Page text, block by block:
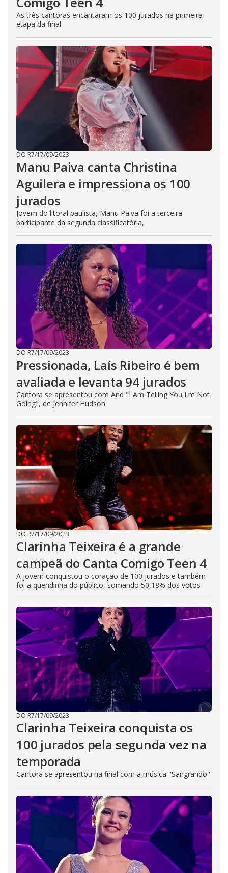
As três cantoras encantaram os 100 jurados na primeira
etapa da final
DO R7/17/09/2023
Manu Paiva canta Christina
Aguilera e impressiona os 100
jurados
Jovem do litoral paulista, Manu Paiva foi a terceira
participante da segunda classificatória,
DO R7/17/09/2023
Pressionada, Laís Ribeiro é bem
avaliada e levanta 94 jurados
Cantora se apresentou com And "I Am Telling You I,m Not
Going", de Jennifer Hudson
DO R7/17/09/2023
Clarinha Teixeira é a grande
campeã do Canta Comigo Teen 4
A jovem conquistou o coração de 100 jurados e também
foi a queridinha do público, somando 50,18% dos votos
DO R7/17/09/2023
Clarinha Teixeira conquista os
100 jurados pela segunda vez na
temporada
Cantora se apresentou na final com a música "Sangrando"